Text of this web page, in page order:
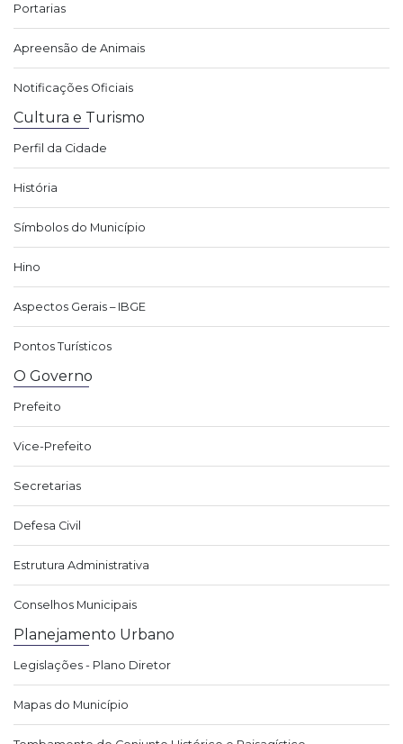
Portarias
Apreensão de Animais
Notificações Oficiais
Cultura e Turismo
Perfil da Cidade
História
Símbolos do Município
Hino
Aspectos Gerais – IBGE
Pontos Turísticos
O Governo
Prefeito
Vice-Prefeito
Secretarias
Defesa Civil
Estrutura Administrativa
Conselhos Municipais
Planejamento Urbano
Legislações - Plano Diretor
Mapas do Município